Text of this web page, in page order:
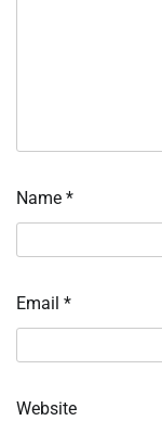
Name *
Email *
Website